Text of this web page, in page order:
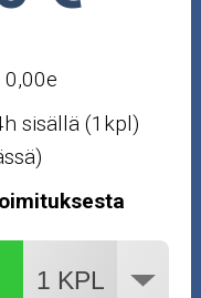
sisällä (1kpl)